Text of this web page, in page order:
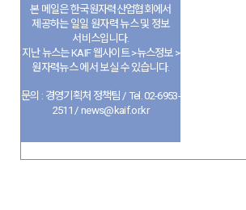
본 메일은 한국원자력산업협회에서
제공하는 일일 원자력 뉴스 및 정보
서비스입니다.
지난 뉴스는 KAIF 웹사이트 >뉴스정보 >
원자력뉴스 에서 보실 수 있습니다.
문의 : 경영기획처 정책팀 / Tel. 02-6953-
2511 / news@kaif.or.kr